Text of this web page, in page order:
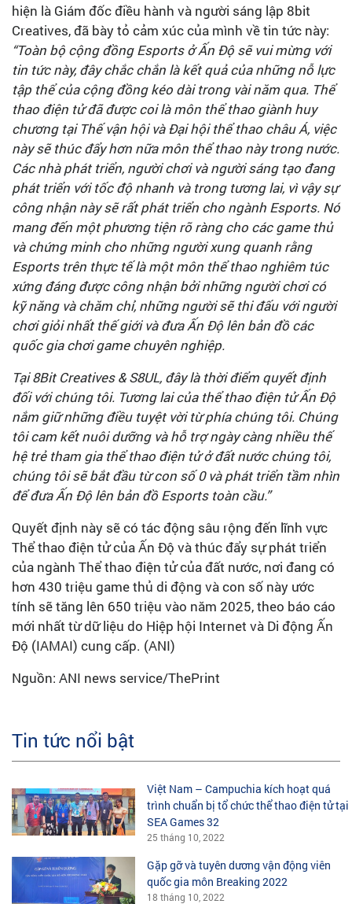
hiện là Giám đốc điều hành và người sáng lập 8bit
Creatives, đã bày tỏ cảm xúc của mình về tin tức này:
“Toàn bộ cộng đồng Esports ở Ấn Độ sẽ vui mừng với
tin tức này, đây chắc chắn là kết quả của những nỗ lực
tập thể của cộng đồng kéo dài trong vài năm qua. Thể
thao điện tử đã được coi là môn thể thao giành huy
chương tại Thế vận hội và Đại hội thể thao châu Á, việc
này sẽ thúc đẩy hơn nữa môn thể thao này trong nước.
Các nhà phát triển, người chơi và người sáng tạo đang
phát triển với tốc độ nhanh và trong tương lai, vì vậy sự
công nhận này sẽ rất phát triển cho ngành Esports. Nó
mang đến một phương tiện rõ ràng cho các game thủ
và chứng minh cho những người xung quanh rằng
Esports trên thực tế là một môn thể thao nghiêm túc
xứng đáng được công nhận bởi những người chơi có
kỹ năng và chăm chỉ, những người sẽ thi đấu với người
chơi giỏi nhất thế giới và đưa Ấn Độ lên bản đồ các
quốc gia chơi game chuyên nghiệp.
Tại 8Bit Creatives & S8UL, đây là thời điểm quyết định
đối với chúng tôi. Tương lai của thể thao điện tử Ấn Độ
nắm giữ những điều tuyệt vời từ phía chúng tôi. Chúng
tôi cam kết nuôi dưỡng và hỗ trợ ngày càng nhiều thế
hệ trẻ tham gia thể thao điện tử ở đất nước chúng tôi,
chúng tôi sẽ bắt đầu từ con số 0 và phát triển tầm nhìn
để đưa Ấn Độ lên bản đồ Esports toàn cầu.”
Quyết định này sẽ có tác động sâu rộng đến lĩnh vực
Thể thao điện tử của Ấn Độ và thúc đẩy sự phát triển
của ngành Thể thao điện tử của đất nước, nơi đang có
hơn 430 triệu game thủ di động và con số này ước
tính sẽ tăng lên 650 triệu vào năm 2025, theo báo cáo
mới nhất từ dữ liệu do Hiệp hội Internet và Di động Ấn
Độ (IAMAI) cung cấp. (ANI)
Nguồn: ANI news service/ThePrint
Tin tức nổi bật
Việt Nam – Campuchia kích hoạt quá
trình chuẩn bị tổ chức thể thao điện tử tại
SEA Games 32
25 tháng 10, 2022
Gặp gỡ và tuyên dương vận động viên
quốc gia môn Breaking 2022
18 tháng 10, 2022